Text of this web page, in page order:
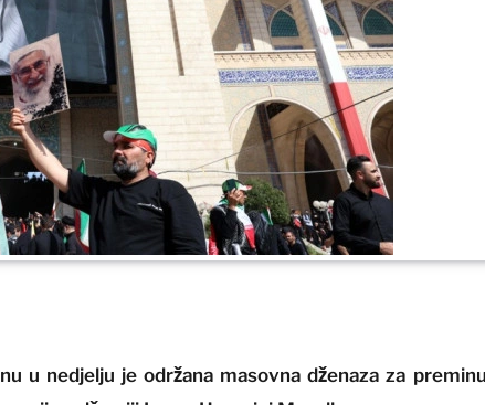
u nedjelju je održana masovna dženaza za